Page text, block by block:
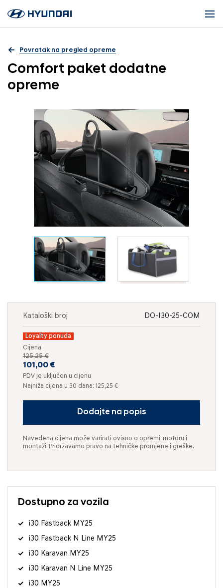
Povratak na pregled opreme
Comfort paket dodatne
opreme
Kataloški broj DO-I30-25-COM
Loyalty ponuda
Cijena
125,25 €
101,00 €
PDV je uključen u cijenu
Najniža cijena u 30 dana: 125,25 €
Dodajte na popis
Navedena cijena može varirati ovisno o opremi, motoru i
montaži. Pridržavamo pravo na tehničke promjene i greške.
Dostupno za vozila
i30 Fastback MY25
i30 Fastback N Line MY25
i30 Karavan MY25
i30 Karavan N Line MY25
i30 MY25